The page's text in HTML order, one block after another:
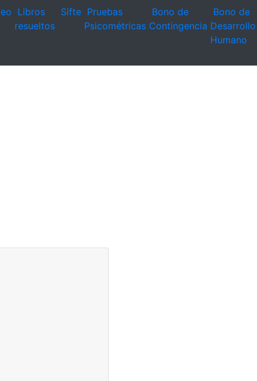
Libros
resueltos
Sifte Pruebas
Psicométricas
Bono de
Contingencia
Bono de
Desarrollo
Humano